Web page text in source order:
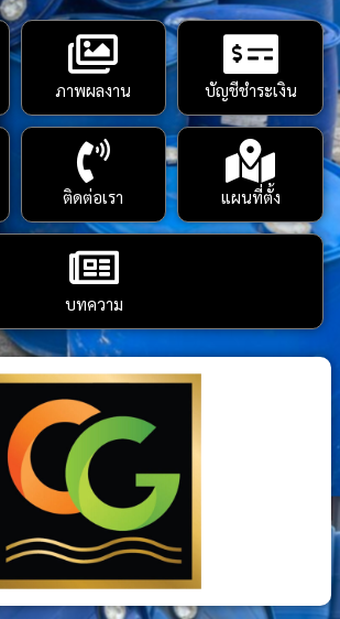
ภาพผลงาน บัญชีชำระเงิน
ติดต่อเรา แผนที่ตั้ง
บทความ